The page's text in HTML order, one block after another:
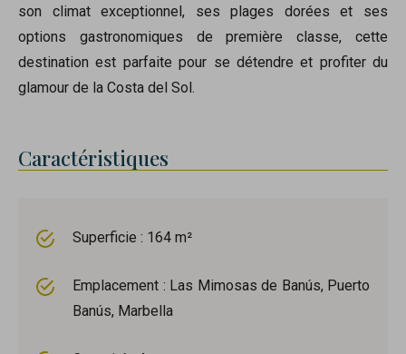
son climat exceptionnel, ses plages dorées et ses
options gastronomiques de première classe, cette
destination est parfaite pour se détendre et profiter du
glamour de la Costa del Sol.
Caractéristiques
Superficie : 164 m²
Emplacement : Las Mimosas de Banús, Puerto
Banús, Marbella